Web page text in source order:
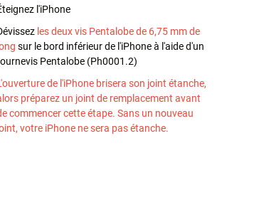
l'iPhone
les deux vis Pentalobe de 6,75 mm de
sur le bord inférieur de l'iPhone à l'aide d'un
Pentalobe (Ph0001.2)
de l'iPhone brisera son joint étanche,
préparez un joint de remplacement avant
commencer cette étape. Sans un nouveau
votre iPhone ne sera pas étanche.